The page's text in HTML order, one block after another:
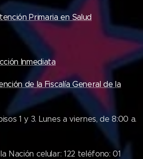
Primaria en Salud
Inmediata
de la Fiscalía General de la
1 y 3. Lunes a viernes, de 8:00 a.
Nación celular: 122 teléfono: 01